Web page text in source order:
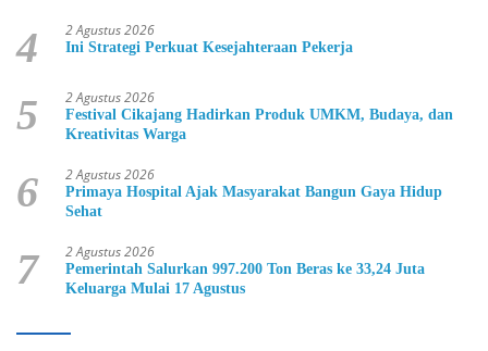
4 2 Agustus 2026
Ini Strategi Perkuat Kesejahteraan Pekerja
5 2 Agustus 2026
Festival Cikajang Hadirkan Produk UMKM, Budaya, dan
Kreativitas Warga
6 2 Agustus 2026
Primaya Hospital Ajak Masyarakat Bangun Gaya Hidup
Sehat
7 2 Agustus 2026
Pemerintah Salurkan 997.200 Ton Beras ke 33,24 Juta
Keluarga Mulai 17 Agustus